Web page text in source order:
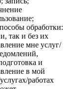
обработки:
так и без их
мне услуг/
и
в мой
работах